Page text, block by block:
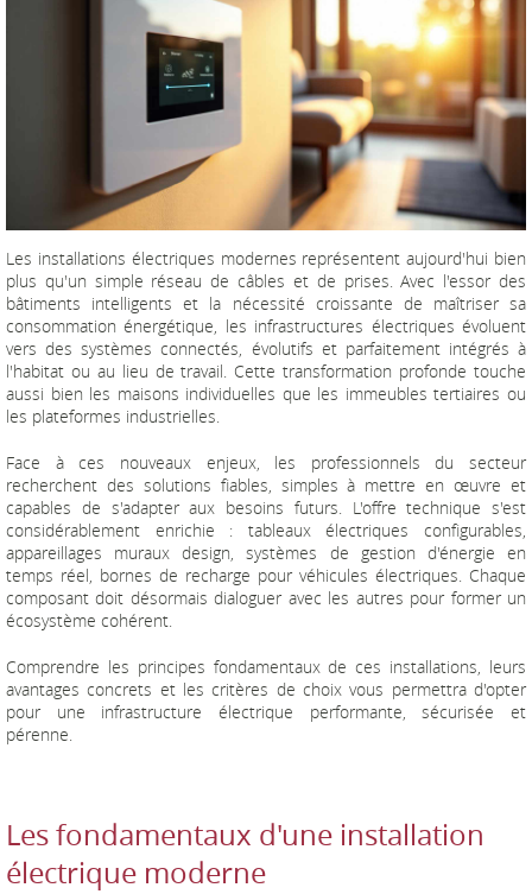
Les installations électriques modernes représentent aujourd'hui bien
plus qu'un simple réseau de câbles et de prises. Avec l'essor des
bâtiments intelligents et la nécessité croissante de maîtriser sa
consommation énergétique, les infrastructures électriques évoluent
vers des systèmes connectés, évolutifs et parfaitement intégrés à
l'habitat ou au lieu de travail. Cette transformation profonde touche
aussi bien les maisons individuelles que les immeubles tertiaires ou
les plateformes industrielles.
Face à ces nouveaux enjeux, les professionnels du secteur
recherchent des solutions fiables, simples à mettre en œuvre et
capables de s'adapter aux besoins futurs. L'offre technique s'est
considérablement enrichie : tableaux électriques configurables,
appareillages muraux design, systèmes de gestion d'énergie en
temps réel, bornes de recharge pour véhicules électriques. Chaque
composant doit désormais dialoguer avec les autres pour former un
écosystème cohérent.
Comprendre les principes fondamentaux de ces installations, leurs
avantages concrets et les critères de choix vous permettra d'opter
pour une infrastructure électrique performante, sécurisée et
pérenne.
Les fondamentaux d'une installation
électrique moderne